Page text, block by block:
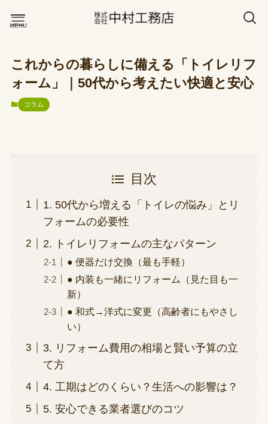
ホーム
施工事例
お知らせ
会社概要
これからの暮らしに備える「トイレリフ
ォーム」｜50代から考えたい快適と安心
コラム
目次
1. 50代から増える「トイレの悩み」とリ
フォームの必要性
2. トイレリフォームの主なパターン
● 便器だけ交換（最も手軽）
● 内装も一緒にリフォーム（見た目も一
新）
● 和式→洋式に変更（高齢者にもやさし
い）
3. リフォーム費用の相場と賢い予算の立
て方
4. 工期はどのくらい？生活への影響は？
5. 安心できる業者選びのコツ